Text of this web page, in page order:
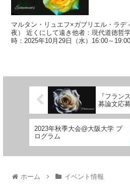
マルタン・リュエフ×ガブリエル・ラデ
夜） 近くにして遠き他者：現代道徳哲
時：2025年10月29日（水）16:00～
『フラン
募論文応
2023年秋季大会@大阪大学 プ
ログラム
ホーム イベント情報